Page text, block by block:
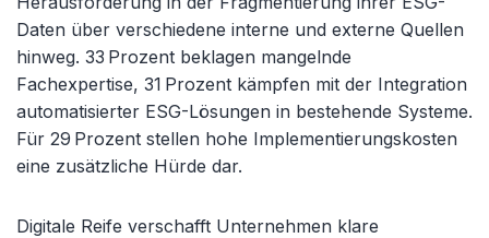
Daten über verschiedene interne und externe Quellen
hinweg. 33 Prozent beklagen mangelnde
Fachexpertise, 31 Prozent kämpfen mit der Integration
automatisierter ESG-Lösungen in bestehende Systeme.
Für 29 Prozent stellen hohe Implementierungskosten
eine zusätzliche Hürde dar.
Digitale Reife verschafft Unternehmen klare